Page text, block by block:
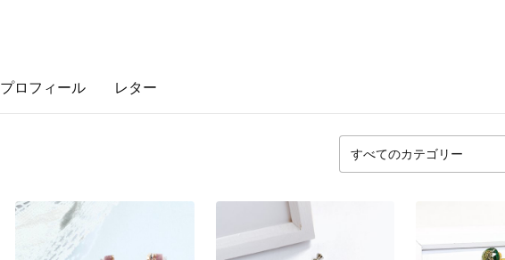
プロフィール レター